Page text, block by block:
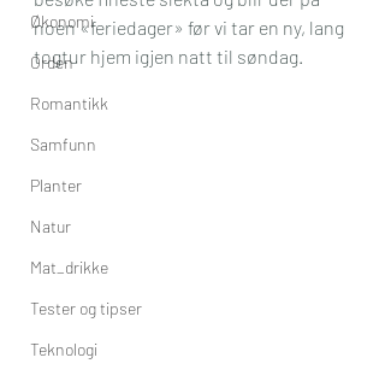
Økonomi
Orden
Romantikk
Samfunn
Planter
Natur
Mat_drikke
Tester og tipser
Teknologi
noen «feriedager» før vi tar en ny, lang
togtur hjem igjen natt til søndag.